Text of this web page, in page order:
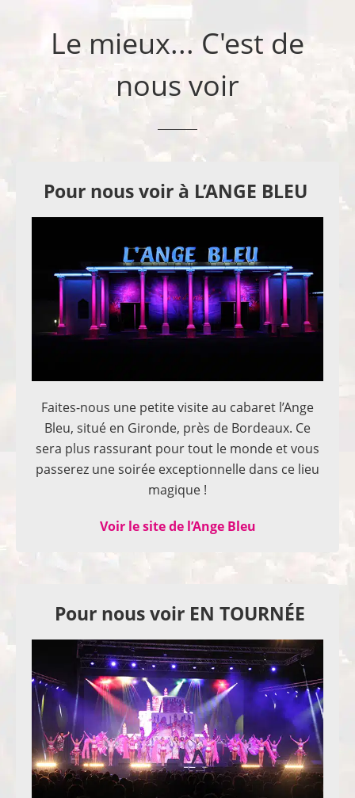
Le mieux... C'est de
nous voir
Pour nous voir à L’ANGE BLEU
Faites-nous une petite visite au cabaret l’Ange
Bleu, situé en Gironde, près de Bordeaux. Ce
sera plus rassurant pour tout le monde et vous
passerez une soirée exceptionnelle dans ce lieu
magique !
Voir le site de l’Ange Bleu
Pour nous voir EN TOURNÉE